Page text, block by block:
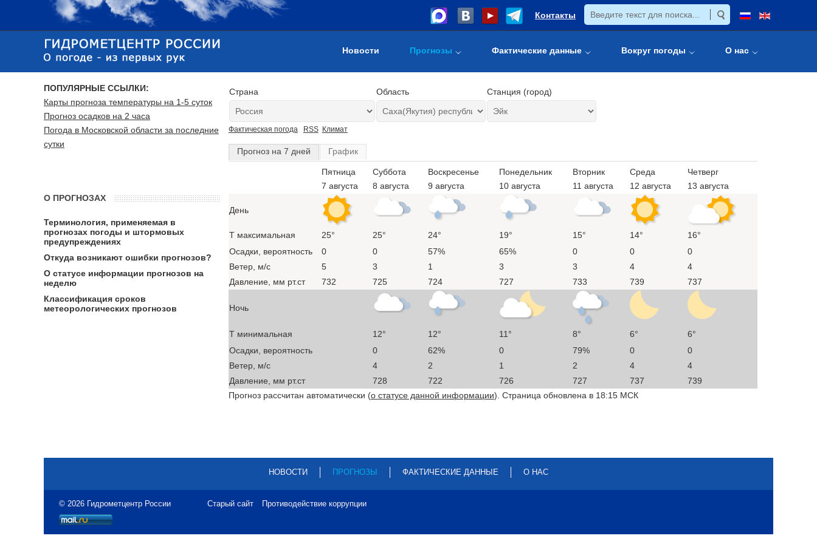
Контакты
Новости Прогнозы Фактические данные Вокруг погоды О нас
Страна Область Станция (город)
Фактическая погода RSS Климат
Прогноз на 7 дней График
Пятница
7 августа
Суббота
8 августа
Воскресенье
9 августа
Понедельник
10 августа
Вторник
11 августа
Среда
12 августа
Четверг
13 августа
День
T максимальная 25° 25° 24° 19° 15° 14°
16°
Осадки, вероятность
0 0 57% 65% 0 0
0
Ветер, м/с
5 3 1 3 3 4
4
Давление, мм рт.ст
732 725 724 727 733 739 737
Ночь
T минимальная 12° 12° 11° 8° 6°
6°
Осадки, вероятность
0 62% 0 79% 0
0
Ветер, м/с
4 2 1 2 4
4
Давление, мм рт.ст
728 722 726 727 737
739
Прогноз рассчитан автоматически (о статусе данной информации). Страница обновлена в 18:15 МСК
ПОПУЛЯРНЫЕ ССЫЛКИ:
Карты прогноза температуры на 1-5 суток
Прогноз осадков на 2 часа
Погода в Московской области за последние
сутки
О ПРОГНОЗАХ
Терминология, применяемая в
прогнозах погоды и штормовых
предупреждениях
Откуда возникают ошибки прогнозов?
О статусе информации прогнозов на
неделю
Классификация сроков
метеорологических прогнозов
НОВОСТИ ПРОГНОЗЫ ФАКТИЧЕСКИЕ ДАННЫЕ О НАС
© 2026 Гидрометцентр России Старый сайт Противодействие коррупции